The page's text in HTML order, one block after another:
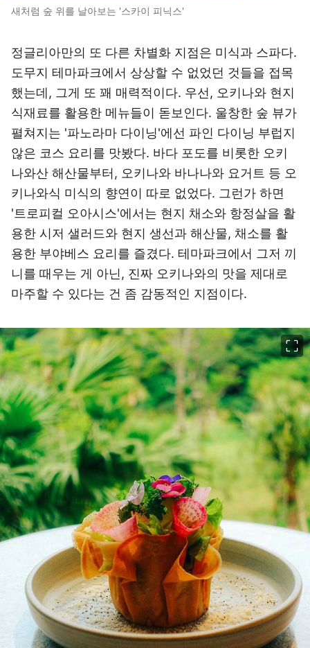
새처럼 숲 위를 날아보는 '스카이 피닉스'
정글리아만의 또 다른 차별화 지점은 미식과 스파다.
도무지 테마파크에서 상상할 수 없었던 것들을 접목
했는데, 그게 또 꽤 매력적이다. 우선, 오키나와 현지
식재료를 활용한 메뉴들이 돋보인다. 울창한 숲 뷰가
펼쳐지는 '파노라마 다이닝'에선 파인 다이닝 부럽지
않은 코스 요리를 맛봤다. 바다 포도를 비롯한 오키
나와산 해산물부터, 오키나와 바나나와 요거트 등 오
키나와식 미식의 향연이 따로 없었다. 그런가 하면
'트로피컬 오아시스'에서는 현지 채소와 항정살을 활
용한 시저 샐러드와 현지 생선과 해산물, 채소를 활
용한 부야베스 요리를 즐겼다. 테마파크에서 그저 끼
니를 때우는 게 아닌, 진짜 오키나와의 맛을 제대로
마주할 수 있다는 건 좀 감동적인 지점이다.